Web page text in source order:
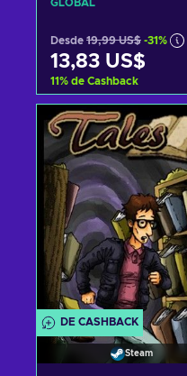
GLOBAL
Desde 19,99 US$ -31%
13,83 US$
11% de Cashback
Añadir al carrito
Ver ofertas
DE CASHBACK
Steam